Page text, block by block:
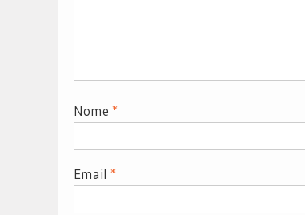
Nome *
Email *